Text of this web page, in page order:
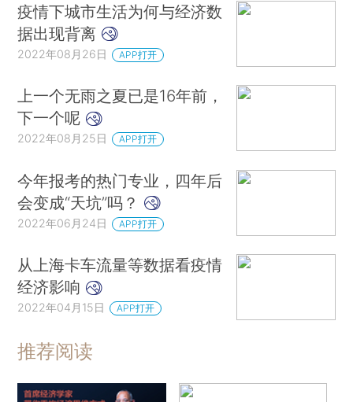
疫情下城市生活为何与经济数
据出现背离
2022年08月26日 APP打开
上一个无雨之夏已是16年前，
下一个呢
2022年08月25日 APP打开
今年报考的热门专业，四年后
会变成“天坑”吗？
2022年06月24日 APP打开
从上海卡车流量等数据看疫情
经济影响
2022年04月15日 APP打开
推荐阅读